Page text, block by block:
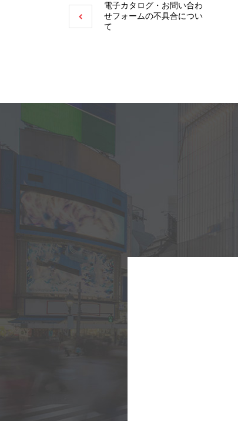
電子カタログ・お問い合わ
せフォームの不具合につい
て